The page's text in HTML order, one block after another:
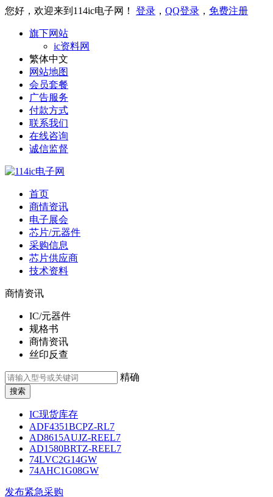
您好，欢迎来到114ic电子网！ 登录 ， QQ登录 ， 免费注册
旗下网站
ic资料网
繁体中文
网站地图
会员套餐
广告服务
付款方式
联系我们
在线咨询
诚信监督
首页
商情资讯
电子展会
芯片/元器件
采购信息
芯片供应商
技术资料
商情资讯
IC/元器件
规格书
商情资讯
丝印反查
精确
IC现货库存
ADF4351BCPZ-RL7
AD8615AUJZ-REEL7
AD1580BRTZ-REEL7
74LVC2G14GW
74AHC1G08GW
发布紧急采购